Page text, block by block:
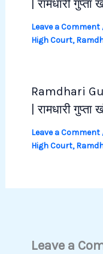
| रामधारी
Leave a Comment
High Court,
Ramdhari
| रामधारी
Leave a Comment
High Court,
Leave a